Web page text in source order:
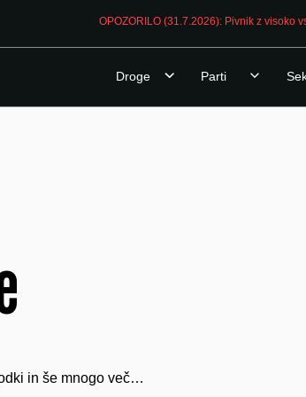
OPOZORILO (31.7.2026): Pivnik z visoko
Droge Parti
in še mnogo več…